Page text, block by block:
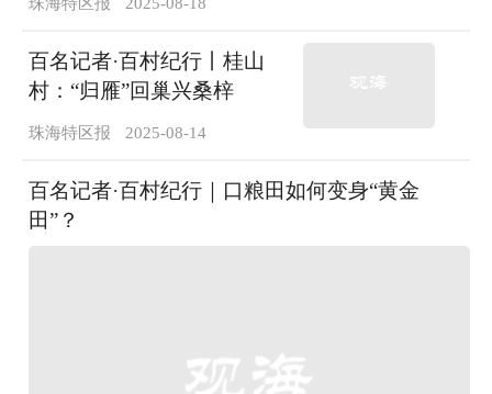
珠海特区报 2025-08-18
百名记者·百村纪行丨桂山
村：“归雁”回巢兴桑梓
珠海特区报 2025-08-14
百名记者·百村纪行｜口粮田如何变身“黄金
田”？